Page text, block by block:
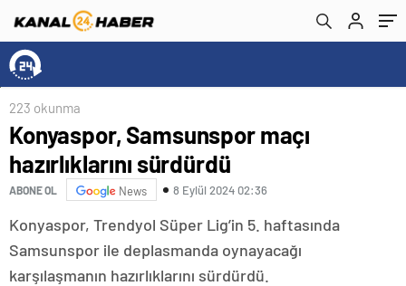
223 okunma
Konyaspor, Samsunspor maçı
hazırlıklarını sürdürdü
ABONE OL News 8 Eylül 2024 02:36
Konyaspor, Trendyol Süper Lig’in 5. haftasında
Samsunspor ile deplasmanda oynayacağı
karşılaşmanın hazırlıklarını sürdürdü.